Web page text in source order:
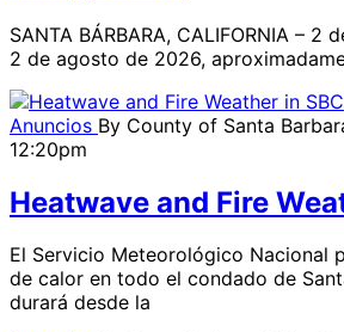
SANTA BÁRBARA, CALIFORNIA – 2
2 de agosto de 2026,
Anuncios By County of Santa
12:20pm
Heatwave and Fire
El Servicio Meteorológico Nacional
de calor en todo el condado de
durará desde la